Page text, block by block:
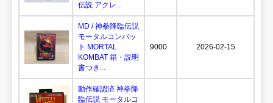
伝説 アクレ...
MD / 神拳降臨伝説
モータルコンバッ
ト MORTAL
KOMBAT 箱・説明
書つき...
9000 2026-02-15
動作確認済 神拳降
臨伝説 モータルコ